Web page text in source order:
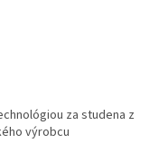
za studena z
výrobcu